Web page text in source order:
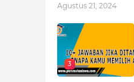
Agustus 21, 2024
3